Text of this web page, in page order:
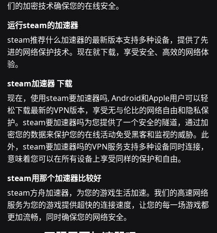
们的加密技术确保您的在线安全。
运行steam的加速器
steam推荐什么加速器的最新版本支持多种设备，提供了先
进的网络保护技术。现在就下载，享受安全、高效的网络体
验。
steam加速器 下载
现在，使用steam要加速器吗, Android和Apple用户可以轻
松下载最新的VPN版本，享受无与伦比的网络自由和隐私保
护。steam要加速器吗为您提供了一个安全的隧道，通过加
密您的数据来保护您的在线活动免受黑客和监视的威胁。此
外，steam要加速器吗的VPN服务支持多种设备同时连接，
意味着您可以在所有设备上享受同样的保护和自由。
steam用那个加速器比较好
steam方舟加速器，为您的游戏生活加速。我们的高速网络
服务为您的游戏提供超快的连接速度，让您的每一场游戏都
更加流畅，同时确保您的网络安全。